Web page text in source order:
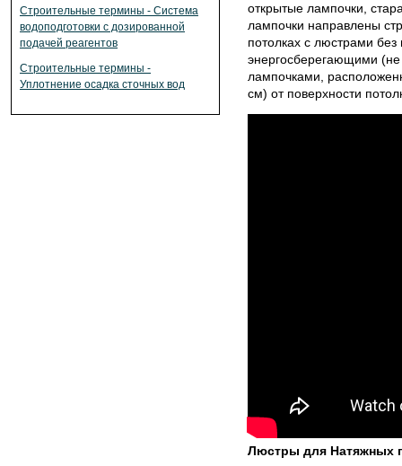
Строительные термины - Система
водоподготовки с дозированной
подачей реагентов
Строительные термины -
Уплотнение осадка сточных вод
открытые лампочки,
лампочки направлены
потолках с люстрами
энергосберегающими
лампочками,
см) от поверхности
Люстры для Натяжных